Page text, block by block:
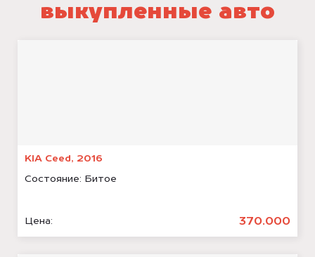
выкупленные авто
KIA Ceed, 2016
Состояние: Битое
Цена: 370.000